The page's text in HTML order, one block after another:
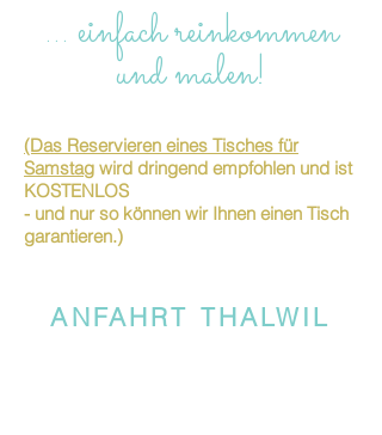
… einfach reinkommen
und malen!
(Das Reservieren eines Tisches für
Samstag wird dringend empfohlen und ist
KOSTENLOS
- und nur so können wir Ihnen einen Tisch
garantieren.)
ANFAHRT THALWIL